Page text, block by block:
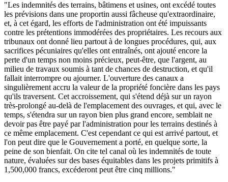
"Les indemnités des terrains, bâtimens et usines, ont excédé toutes
les prévisions dans une proportin aussi fâcheuse qu'extraordinaire,
et, à cet égard, les efforts de l'administration ont été impuissants
contre les prétentions immodérées des propriétaires. Les recours aux
tribunaux ont donné lieu partout à de longues procédures, qui, aux
sacrifices pécuniaires qu'elles ont entraînés, ont ajouté encore la
perte d'un temps non moins précieux, peut-être, que l'argent, au
milieu de travaux soumis à tant de chances de destruction, et qu'il
fallait interrompre ou ajourner. L'ouverture des canaux a
singulièrement accru la valeur de la propriété foncière dans les pays
qu'ils traversent. Cet accroissement, qui s'étend déjà sur un rayon
très-prolongé au-delà de l'emplacement des ouvrages, et qui, avec le
temps, s'étendra sur un rayon bien plus grand encore, semblait ne
devoir pas être payé par l'administration pour les terrains destinés à
ce même emplacement. C'est cependant ce qui est arrivé partout, et
l'on peut dire que le Gouvernement a porté, en quelque sorte, la
peine de son bienfait. On cite tel canal où les indemnités de toute
nature, évaluées sur des bases équitables dans les projets primitifs à
1,500,000 francs, excéderont peut être cinq millions."